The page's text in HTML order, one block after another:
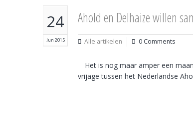
24
Jun 2015
Ahold en Delhaize willen
Alle artikelen 0 Comments
Het is nog maar amper een
vrijage tussen het Nederlandse